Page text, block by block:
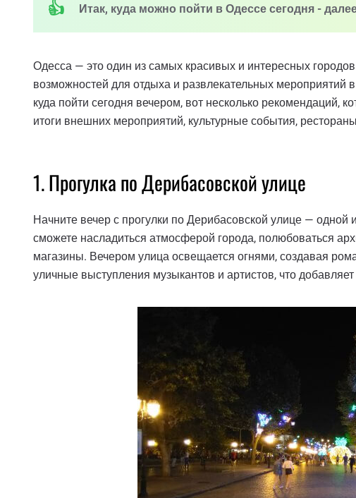
Итак, куда можно пойти в Одессе сегодня -
Одесса — это один из самых красивых и интересных
возможностей для отдыха и развлекательных
куда пойти сегодня вечером, вот несколько рекомендаций,
итоги внешних мероприятий, культурные события,
1. Прогулка по Дерибасовской улице
Начните вечер с прогулки по Дерибасовской улице —
сможете насладиться атмосферой города, полюбоваться
магазины. Вечером улица освещается огнями, создавая
уличные выступления музыкантов и артистов, что